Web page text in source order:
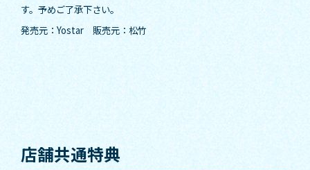
す。予めご了承下さい。
発売元：Yostar 販売元：松竹
店舗共通特典